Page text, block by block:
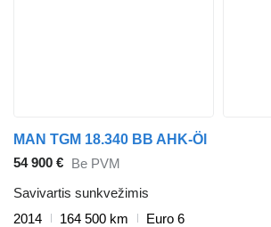
MAN TGM 18.340 BB AHK-Öl
54 900 € Be PVM
Savivartis sunkvežimis
2014
164 500 km
Euro 6